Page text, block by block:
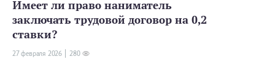
Имеет ли право наниматель
заключать трудовой договор на 0,2
ставки?
27 февраля 2026 280